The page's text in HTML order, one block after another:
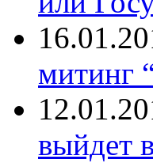
митинг
выйдет